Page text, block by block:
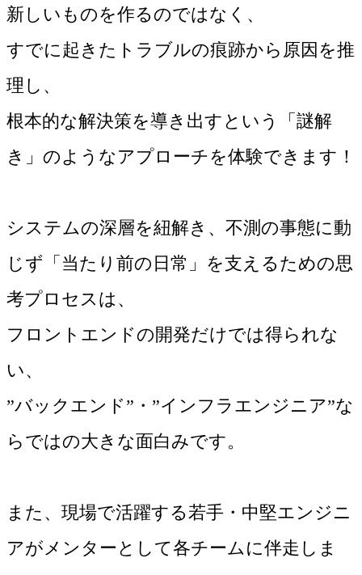
新しいものを作るのではなく、
すでに起きたトラブルの痕跡から原因を推
理し、
根本的な解決策を導き出すという「謎解
き」のようなアプローチを体験できます！
システムの深層を紐解き、不測の事態に動
じず「当たり前の日常」を支えるための思
考プロセスは、
フロントエンドの開発だけでは得られな
い、
”バックエンド”・”インフラエンジニア”な
らではの大きな面白みです。
また、現場で活躍する若手・中堅エンジニ
アがメンターとして各チームに伴走しま